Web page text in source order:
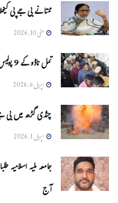
ممتا نے بی جے پی
مئی 10, 2026
تمل ناڈو کے 9 پولیس اہلکاروں کو سزائے موت
اپریل 6, 2026
چنڈی گڑھ میں بی
اپریل 1, 2026
جامعہ ملیہ
آج